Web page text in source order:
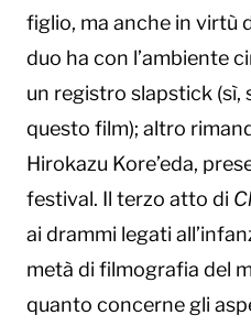
figlio, ma anche in virtù
duo ha con l’ambiente
un registro slapstick (sì,
questo film); altro
Hirokazu Kore’eda,
festival. Il terzo atto di
ai drammi legati
metà di filmografia del
quanto concerne gli